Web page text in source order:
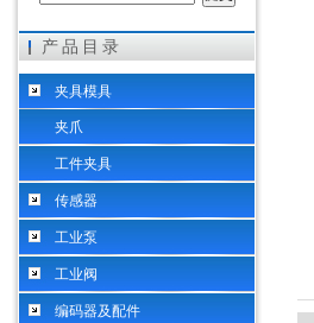
希而科工业控制设备（上海）有限公司
产品目录
夹具模具
夹爪
工件夹具
传感器
工业泵
工业阀
编码器及配件